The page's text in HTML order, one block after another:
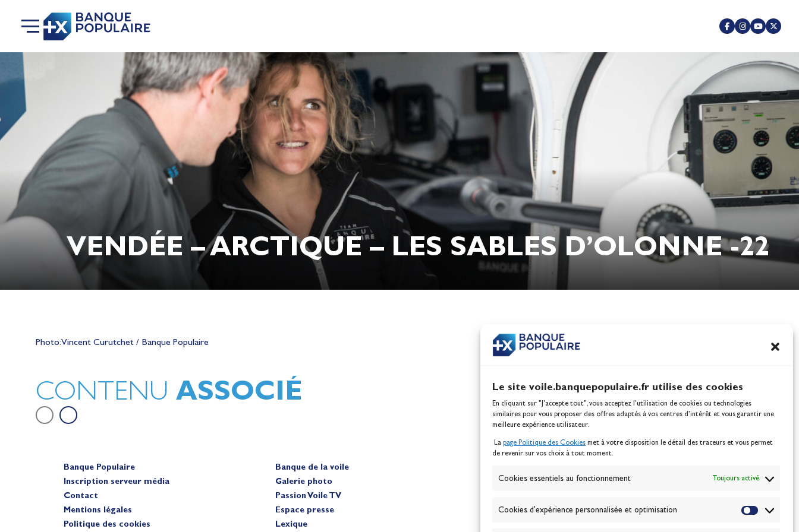
Le site voile.banquepopulaire.fr utilise des cookies
En cliquant sur "J'accepte tout", vous acceptez l’utilisation de cookies ou technologies
similaires pour vous proposer des offres adaptés à vos centres d’intérêt et vous garantir une
meilleure expérience utilisateur.
La page Politique des Cookies met à votre disposition le détail des traceurs et vous permet
de revenir sur vos choix à tout moment.
Cookies essentiels au fonctionnement Toujours activé
Cookies d'expérience personnalisée et optimisation
VENDÉE – ARCTIQUE – LES SABLES D’OLONNE -22
Photo: Vincent Curutchet / Banque Populaire
CONTENU ASSOCIÉ
sur le plan d'eau des Jeux Olympiques
Berthomieu, vice-championnes
100% Glisse - Écoles
Banque Populaire
Inscription serveur média
Contact
Mentions légales
Politique des cookies
Banque de la voile
Galerie photo
Passion Voile TV
Espace presse
Lexique
ABONNEZ-VOUS